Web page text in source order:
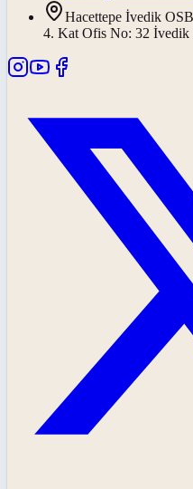
Hacettepe İvedik
4. Kat Ofis No: 32